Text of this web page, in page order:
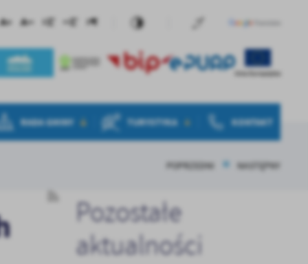
RADA GMINY TURYSTYKA KONTAKT
POPRZEDNI NASTĘPNY
Pozostałe
aktualności